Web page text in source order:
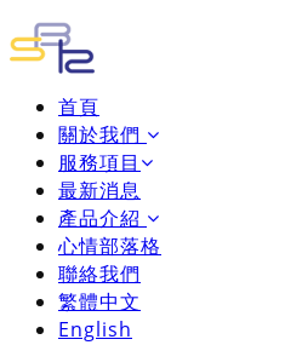
首頁
關於我們
服務項目
最新消息
產品介紹
心情部落格
聯絡我們
繁體中文
English